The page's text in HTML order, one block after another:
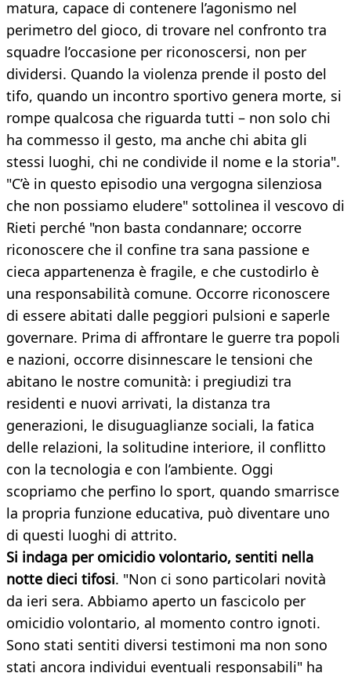
matura, capace di contenere l’agonismo nel
perimetro del gioco, di trovare nel confronto tra
squadre l’occasione per riconoscersi, non per
dividersi. Quando la violenza prende il posto del
tifo, quando un incontro sportivo genera morte, si
rompe qualcosa che riguarda tutti – non solo chi
ha commesso il gesto, ma anche chi abita gli
stessi luoghi, chi ne condivide il nome e la storia".
"C’è in questo episodio una vergogna silenziosa
che non possiamo eludere" sottolinea il vescovo di
Rieti perché "non basta condannare; occorre
riconoscere che il confine tra sana passione e
cieca appartenenza è fragile, e che custodirlo è
una responsabilità comune. Occorre riconoscere
di essere abitati dalle peggiori pulsioni e saperle
governare. Prima di affrontare le guerre tra popoli
e nazioni, occorre disinnescare le tensioni che
abitano le nostre comunità: i pregiudizi tra
residenti e nuovi arrivati, la distanza tra
generazioni, le disuguaglianze sociali, la fatica
delle relazioni, la solitudine interiore, il conflitto
con la tecnologia e con l’ambiente. Oggi
scopriamo che perfino lo sport, quando smarrisce
la propria funzione educativa, può diventare uno
di questi luoghi di attrito.
Si indaga per omicidio volontario, sentiti nella
notte dieci tifosi. "Non ci sono particolari novità
da ieri sera. Abbiamo aperto un fascicolo per
omicidio volontario, al momento contro ignoti.
Sono stati sentiti diversi testimoni ma non sono
stati ancora individui eventuali responsabili" ha